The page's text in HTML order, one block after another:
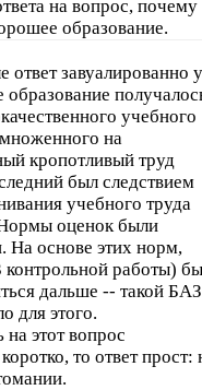
на вопрос, почему
образование.
ответ завуалированно
учебного
на
кропотливый труд
был следствием
учебного труда
оценок были
На основе этих норм,
контрольной работы)
дальше -- такой
для этого.
на этот вопрос
то ответ прост: